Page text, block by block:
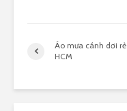
Áo mưa cánh dơi rẻ
HCM